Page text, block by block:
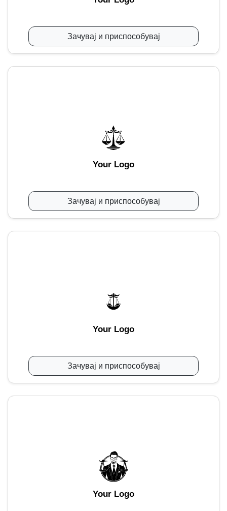
Зачувај и приспособувај
Your Logo
Зачувај и приспособувај
Your Logo
Зачувај и приспособувај
Your Logo